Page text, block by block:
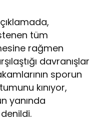
tüm
rağmen
davranışlar
sporun
kınıyor,
yanında